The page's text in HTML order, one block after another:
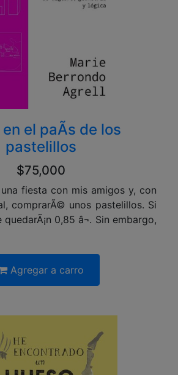
el paÃ­s de los
pastelillos
$75,000
fiesta con mis amigos y, con
comprarÃ© unos pastelillos. Si
0,85 â¬. Sin embargo,
Agregar a carro